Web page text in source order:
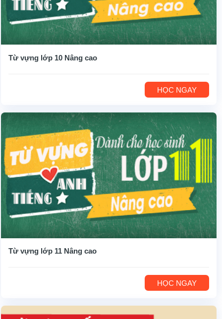
Từ vựng lớp 10 Nâng cao
HỌC NGAY
Từ vựng lớp 11 Nâng cao
HỌC NGAY